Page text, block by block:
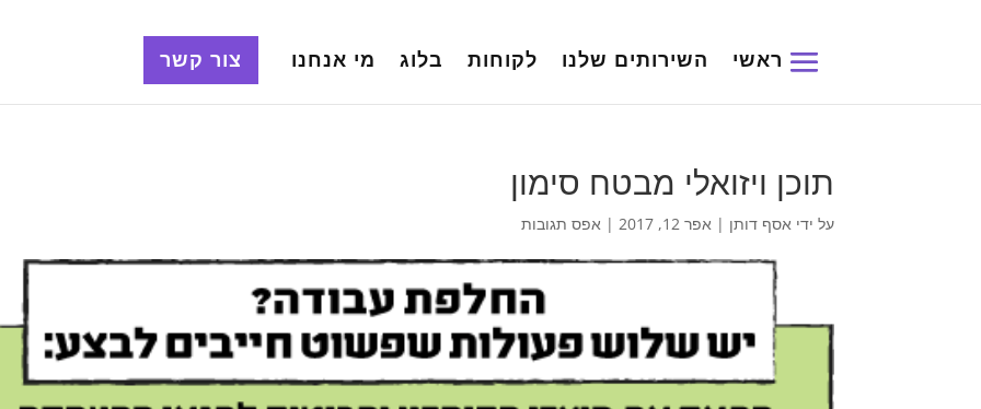
ראשי השירותים שלנו לקוחות בלוג מי אנחנו צור קשר
תוכן ויזואלי מבטח סימון
על ידיאסף דותן |אפר 12, 2017 |אפס תגובות